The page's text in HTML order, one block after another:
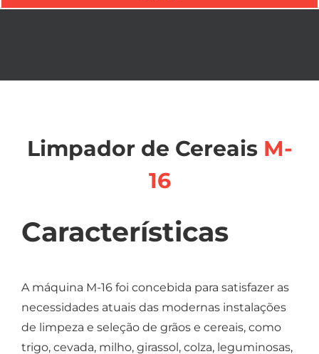
Limpador de Cereais M-
16
Características
A máquina M-16 foi concebida para satisfazer as
necessidades atuais das modernas instalações
de limpeza e seleção de grãos e cereais, como
trigo, cevada, milho, girassol, colza, leguminosas,